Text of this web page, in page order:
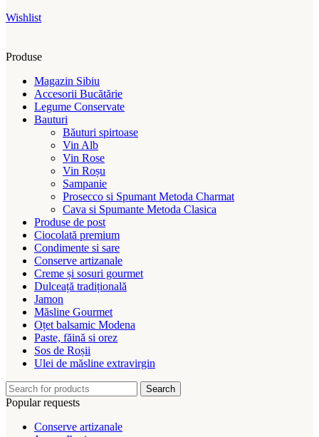
Wishlist
Produse
Magazin Sibiu
Accesorii Bucătărie
Legume Conservate
Bauturi
Băuturi spirtoase
Vin Alb
Vin Rose
Vin Roșu
Sampanie
Prosecco si Spumant Metoda Charmat
Cava si Spumante Metoda Clasica
Produse de post
Ciocolată premium
Condimente si sare
Conserve artizanale
Creme și sosuri gourmet
Dulceață tradițională
Jamon
Măsline Gourmet
Oțet balsamic Modena
Paste, făină si orez
Sos de Roșii
Ulei de măsline extravirgin
Search
Popular requests
Conserve artizanale